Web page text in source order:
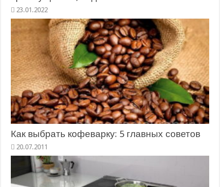
23.01.2022
Как выбрать кофеварку: 5 главных советов
20.07.2011